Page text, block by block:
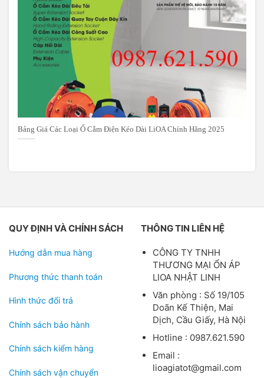
Bảng Giá Các Loại Ổ Cắm Điện Kéo Dài LiOA Chính Hãng 2025
QUY ĐỊNH VÀ CHÍNH SÁCH
Hướng dẫn mua hàng
Phương thức thanh toán
Hình thức đổi trả
Chính sách bảo hành
Chính sách kiểm hàng
Chính sách vận chuyển
THÔNG TIN LIÊN HỆ
CÔNG TY TNHH
THƯƠNG MẠI ỔN ÁP
LIOA NHẬT LINH
Văn phòng : Số 19/105
Doãn Kế Thiện, Mai
Dịch, Cầu Giấy, Hà Nội
Hotline : 0987.621.590
Email :
lioagiatot@gmail.com